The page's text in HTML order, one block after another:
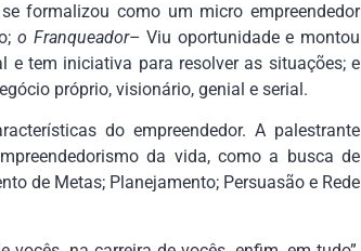
formalizou como um micro empreendedor
o Franqueador– Viu oportunidade e montou
tem iniciativa para resolver as situações; e
próprio, visionário, genial e serial.
do empreendedor. A palestrante
da vida, como a busca de
de Metas; Planejamento; Persuasão e Rede